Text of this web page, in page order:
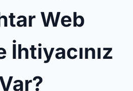
Web
İhtiyacınız